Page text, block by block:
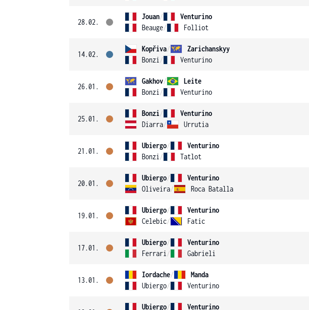
28.02.
Jouan/
Venturino
Beauge/ Folliot
14.02.
Kopřiva/
Zarichanskyy
Bonzi / Venturino
26.01.
Gakhov/
Leite
Bonzi / Venturino
25.01.
Bonzi/
Venturino
Diarra/ Urrutia
21.01.
Ubiergo/
Venturino
Bonzi / Tatlot
20.01.
Ubiergo/
Venturino
Oliveira/ Roca Batalla
19.01.
Ubiergo/
Venturino
Celebic/ Fatic
17.01.
Ubiergo/
Venturino
Ferrari / Gabrieli
13.01.
Iordache/
Manda
Ubiergo/ Venturino
Ubiergo/
Venturino